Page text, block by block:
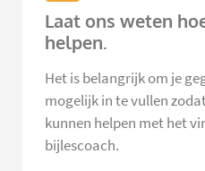
Laat ons weten
helpen.
Het is belangrijk om je
mogelijk in te vullen
kunnen helpen met het
bijlescoach.